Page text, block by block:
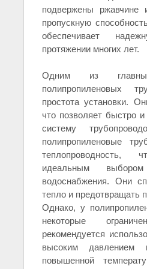
подвержены
пропускную
обеспечивает
протяжении многих лет.
Одним из
полипропиленовых
простота установки.
что позволяет быстро и
систему
полипропиленовые
идеальным
водоснабжения. Они
тепло и предотвращать
Однако, у
некоторые
рекомендуется
высоким
повышенной